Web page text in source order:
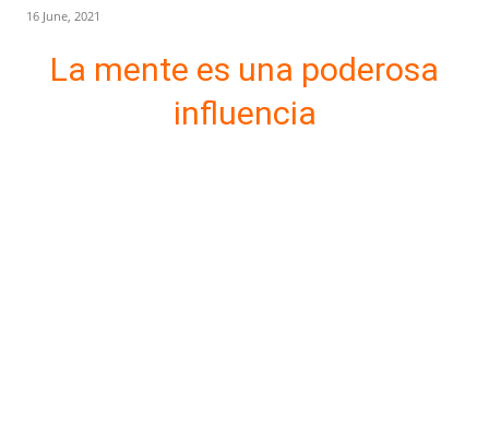
16 June, 2021
La mente es una poderosa
influencia